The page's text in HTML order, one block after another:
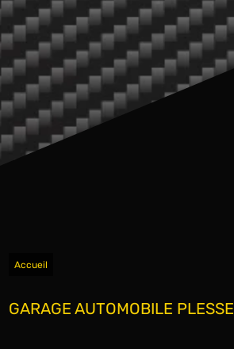
Accueil
GARAGE AUTOMOBILE PLESSE